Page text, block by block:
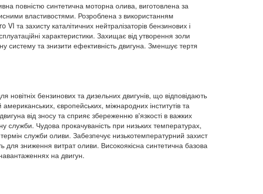
повністю синтетична моторна олива, виготовлена за
властивостями. Розроблена з використанням
VI та захисту каталітичних нейтралізаторів бензинових і
характеристики. Захищає від утворення золи
систему та знизити ефективність двигуна. Зменшує тертя
новітніх бензинових та дизельних двигунів, що відповідають
європейських, міжнародних інститутів та
від зносу та сприяє збереженню в'язкості в важких
служби. Чудова прокачуваність при низьких температурах,
служби оливи. Забезпечує низькотемпературний захист
для зниження витрат оливи. Високоякісна синтетична базова
на двигун.